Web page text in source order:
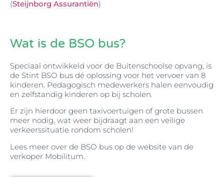
Wat is de BSO bus?
Speciaal ontwikkeld voor de Buitenschoolse opvang, is
de Stint BSO bus dé oplossing voor het vervoer van 8
kinderen. Pedagogisch medewerkers halen eenvoudig
en zelfstandig kinderen op bij scholen.
Er zijn hierdoor geen taxivoertuigen of grote bussen
meer nodig, wat weer bijdraagt aan een veilige
verkeerssituatie rondom scholen!
Lees meer over de BSO bus op de website van de
verkoper Mobilitum.
(Steijnborg Assurantiën)